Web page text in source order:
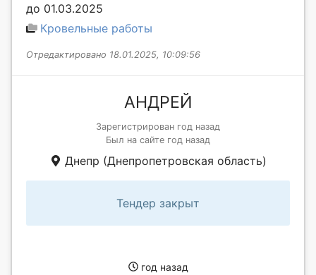
до 01.03.2025
Кровельные работы
Отредактировано 18.01.2025, 10:09:56
АНДРЕЙ
Зарегистрирован год назад
Был на сайте год назад
Днепр (Днепропетровская область)
Тендер закрыт
год назад